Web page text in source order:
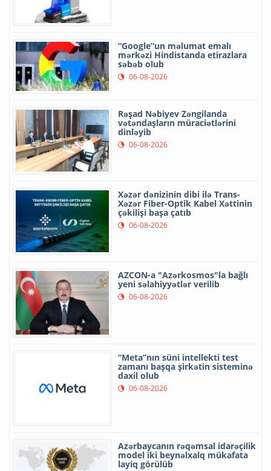
“Google”un məlumat emalı
mərkəzi Hindistanda etirazlara
səbəb olub
06-08-2026
Rəşad Nəbiyev Zəngilanda
vətəndaşların müraciətlərini
dinləyib
06-08-2026
Xəzər dənizinin dibi ilə Trans-
Xəzər Fiber-Optik Kabel Xəttinin
çəkilişi başa çatıb
06-08-2026
AZCON-a "Azərkosmos"la bağlı
yeni səlahiyyətlər verilib
06-08-2026
“Meta”nın süni intellekti test
zamanı başqa şirkətin sisteminə
daxil olub
06-08-2026
Azərbaycanın rəqəmsal idarəçilik
model iki beynəlxalq mükafata
layiq görülüb